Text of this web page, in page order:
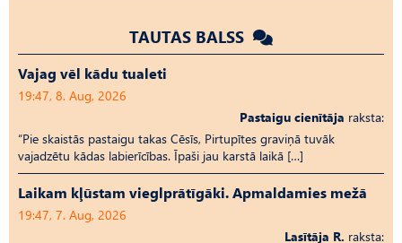
TAUTAS BALSS
Vajag vēl kādu tualeti
19:47, 8. Aug, 2026
Pastaigu cienītāja raksta:
“Pie skaistās pastaigu takas Cēsīs, Pirtupītes graviņā tuvāk
vajadzētu kādas labierīcības. Īpaši jau karstā laikā […]
Laikam kļūstam vieglprātīgāki. Apmaldamies mežā
19:47, 7. Aug, 2026
Lasītāja R. raksta: